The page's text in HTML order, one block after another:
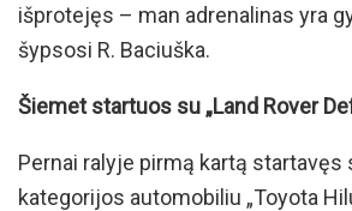
išprotejęs – man adrenalinas yra
šypsosi R. Baciuška.
Šiemet startuos su „Land Rover
Pernai ralyje pirmą kartą startavęs
kategorijos automobiliu „Toyota